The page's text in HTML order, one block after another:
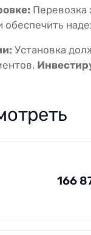
Перевозка
обеспечить
Установка
166